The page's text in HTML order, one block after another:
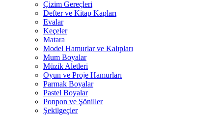
Çizim Gereçleri
Defter ve Kitap Kapları
Evalar
Keçeler
Matara
Model Hamurlar ve Kalıpları
Mum Boyalar
Müzik Aletleri
Oyun ve Proje Hamurları
Parmak Boyalar
Pastel Boyalar
Ponpon ve Şöniller
Şekilgeçler